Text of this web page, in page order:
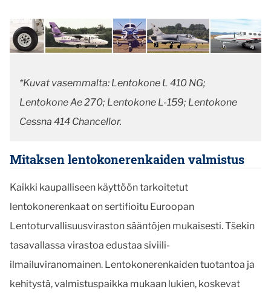
*Kuvat vasemmalta: Lentokone L 410 NG;
Lentokone Ae 270; Lentokone L-159; Lentokone
Cessna 414 Chancellor.
Mitaksen lentokonerenkaiden valmistus
Kaikki kaupalliseen käyttöön tarkoitetut
lentokonerenkaat on sertifioitu Euroopan
Lentoturvallisuusviraston sääntöjen mukaisesti. Tšekin
tasavallassa virastoa edustaa siviili-
ilmailuviranomainen. Lentokonerenkaiden tuotantoa ja
kehitystä, valmistuspaikka mukaan lukien, koskevat